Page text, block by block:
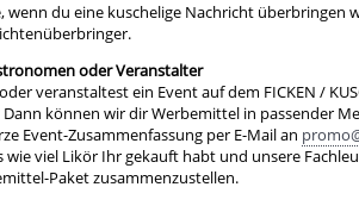
wenn du eine kuschelige Nachricht überbringen
oder Veranstalter
veranstaltest ein Event auf dem FICKEN /
können wir dir Werbemittel in passender
Event-Zusammenfassung per E-Mail an
wie viel Likör Ihr gekauft habt und unsere
Paket zusammenzustellen.